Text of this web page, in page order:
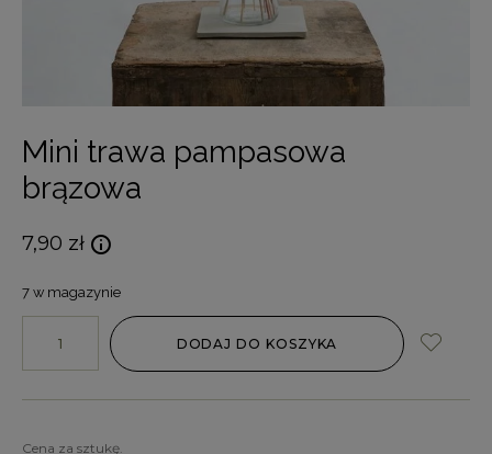
Mini trawa pampasowa
brązowa
7,90 zł
7 w magazynie
DODAJ DO KOSZYKA
Cena za sztukę.